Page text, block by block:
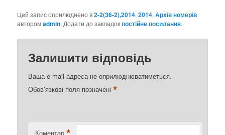
Цей запис оприлюднено в2-2(36-2),2014,2014,Архів номерів
авторомadmin. Додати до закладокпостійне посилання.
Залишити відповідь
Ваша e-mail адреса не оприлюднюватиметься.
Обов’язкові поля позначені*
Коментар